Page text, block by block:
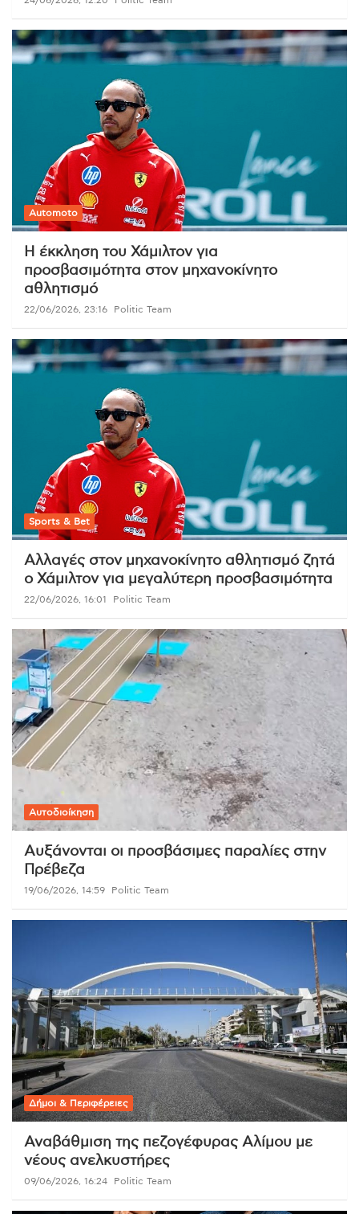
Automoto
Η έκκληση του Χάμιλτον για
προσβασιμότητα στον μηχανοκίνητο
αθλητισμό
22/06/2026, 23:16 Politic Team
Sports & Bet
Αλλαγές στον μηχανοκίνητο αθλητισμό ζητά
ο Χάμιλτον για μεγαλύτερη προσβασιμότητα
22/06/2026, 16:01 Politic Team
Αυτοδιοίκηση
Αυξάνονται οι προσβάσιμες παραλίες στην
Πρέβεζα
19/06/2026, 14:59 Politic Team
Δήμοι & Περιφέρειες
Αναβάθμιση της πεζογέφυρας Αλίμου με
νέους ανελκυστήρες
09/06/2026, 16:24 Politic Team